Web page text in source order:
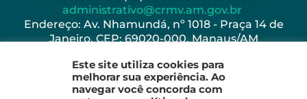
administrativo@crmv.am.gov.br
Endereço: Av. Nhamundá, nº 1018 - Praça 14 de
Janeiro, CEP: 69020-000, Manaus/AM
Este site utiliza cookies para
melhorar sua experiência. Ao
navegar você concorda com